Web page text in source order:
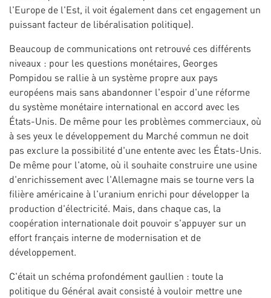
l'Europe de l'Est, il voit également dans cet engagement un
puissant facteur de libéralisation politique).
Beaucoup de communications ont retrouvé ces différents
niveaux : pour les questions monétaires, Georges
Pompidou se rallie à un système propre aux pays
européens mais sans abandonner l'espoir d'une réforme
du système monétaire international en accord avec les
États-Unis. De même pour les problèmes commerciaux, où
à ses yeux le développement du Marché commun ne doit
pas exclure la possibilité d'une entente avec les États-Unis.
De même pour l'atome, où il souhaite construire une usine
d'enrichissement avec l'Allemagne mais se tourne vers la
filière américaine à l'uranium enrichi pour développer la
production d'électricité. Mais, dans chaque cas, la
coopération internationale doit pouvoir s'appuyer sur un
effort français interne de modernisation et de
développement.
C'était un schéma profondément gaullien : toute la
politique du Général avait consisté à vouloir mettre une